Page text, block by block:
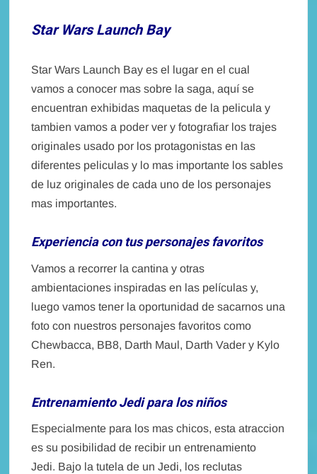
Star Wars Launch Bay
Star Wars Launch Bay es el lugar en el cual
vamos a conocer mas sobre la saga, aquí se
encuentran exhibidas maquetas de la pelicula y
tambien vamos a poder ver y fotografiar los trajes
originales usado por los protagonistas en las
diferentes peliculas y lo mas importante los sables
de luz originales de cada uno de los personajes
mas importantes.
Experiencia con tus personajes favoritos
Vamos a recorrer la cantina y otras
ambientaciones inspiradas en las películas y,
luego vamos tener la oportunidad de sacarnos una
foto con nuestros personajes favoritos como
Chewbacca, BB8, Darth Maul, Darth Vader y Kylo
Ren.
Entrenamiento Jedi para los niños
Especialmente para los mas chicos, esta atraccion
es su posibilidad de recibir un entrenamiento
Jedi. Bajo la tutela de un Jedi, los reclutas